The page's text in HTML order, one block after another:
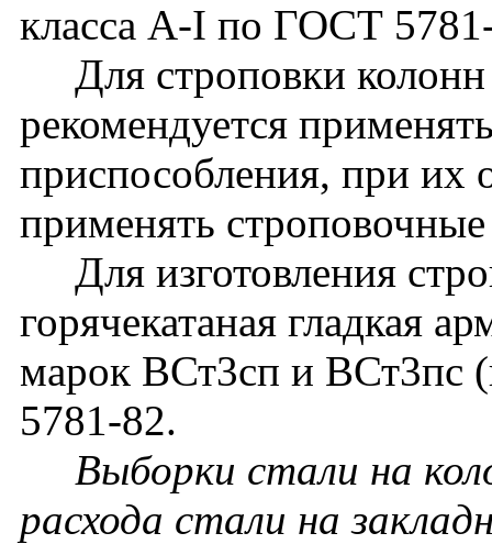
класса A-I по ГОСТ
Для строповки колонн
рекомендуется
приспособления, при их
применять
Для изготовления
горячекатаная гладкая
марок ВСт3сп и ВСт3пс
5781-82.
Выборки стали на
расхода стали на